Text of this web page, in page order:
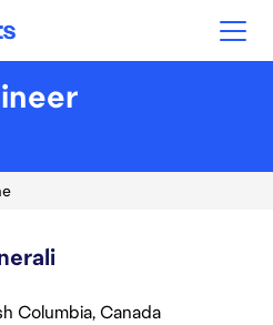
Columbia, Canada